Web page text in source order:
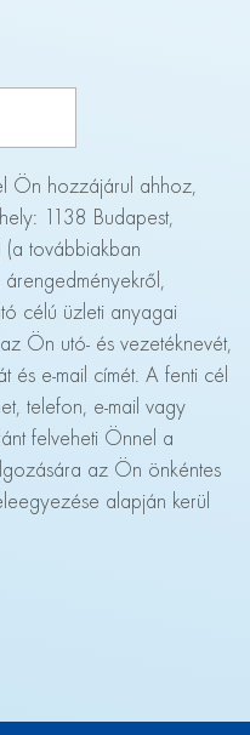
Ön hozzájárul ahhoz,
1138 Budapest,
továbbiakban
árengedményekről,
célú üzleti anyagai
Ön utó- és vezetéknevét,
és e-mail címét. A fenti cél
telefon, e-mail vagy
felveheti Önnel a
az Ön önkéntes
alapján kerül